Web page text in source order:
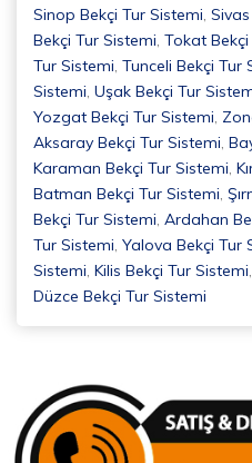
Sinop Bekçi Tur Sistemi,
Bekçi Tur Sistemi, Tokat
Tur Sistemi, Tunceli Bekçi Tur
Sistemi, Uşak Bekçi Tur
Yozgat Bekçi Tur Sistemi,
Aksaray Bekçi Tur Sistemi,
Karaman Bekçi Tur Sistemi,
Batman Bekçi Tur Sistemi,
Bekçi Tur Sistemi, Ardahan
Tur Sistemi, Yalova Bekçi Tur
Sistemi, Kilis Bekçi Tur Sistemi,
Düzce Bekçi Tur Sistemi